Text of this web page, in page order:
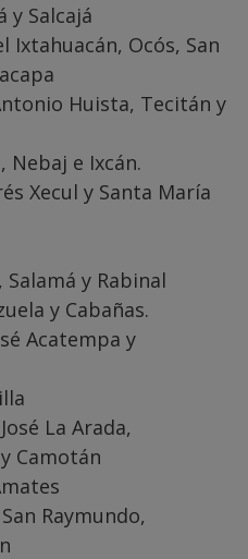
y Salcajá
Ixtahuacán, Ocós, San
Huista, Tecitán y
Nebaj e Ixcán.
Xecul y Santa María
Salamá y Rabinal
y Cabañas.
Acatempa y
La Arada,
Camotán
Raymundo,